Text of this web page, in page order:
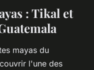
: Tikal et
mayas du
l'une des